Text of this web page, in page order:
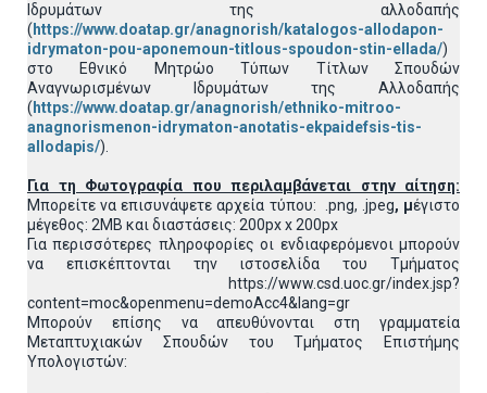
Ιδρυμάτων της αλλοδαπής
( https://www.doatap.gr/anagnorish/katalogos-allodapon-
idrymaton-pou-aponemoun-titlous-spoudon-stin-ellada/)
στο Εθνικό Μητρώο Τύπων Τίτλων Σπουδών
Αναγνωρισμένων Ιδρυμάτων της Αλλοδαπής
( https://www.doatap.gr/anagnorish/ethniko-mitroo-
anagnorismenon-idrymaton-anotatis-ekpaidefsis-tis-
allodapis/).
Για τη Φωτογραφία που περιλαμβάνεται στην αίτηση:
Μπορείτε να επισυνάψετε αρχεία τύπου: .png, .jpeg, μέγιστο
μέγεθος: 2MB και διαστάσεις: 200px x 200px
Για περισσότερες πληροφορίες οι ενδιαφερόμενοι μπορούν
να επισκέπτονται την ιστοσελίδα του Τμήματος
https://www.csd.uoc.gr/index.jsp?
content=moc&openmenu=demoAcc4&lang=gr
Μπορούν επίσης να απευθύνονται στη γραμματεία
Μεταπτυχιακών Σπουδών του Τμήματος Επιστήμης
Υπολογιστών: